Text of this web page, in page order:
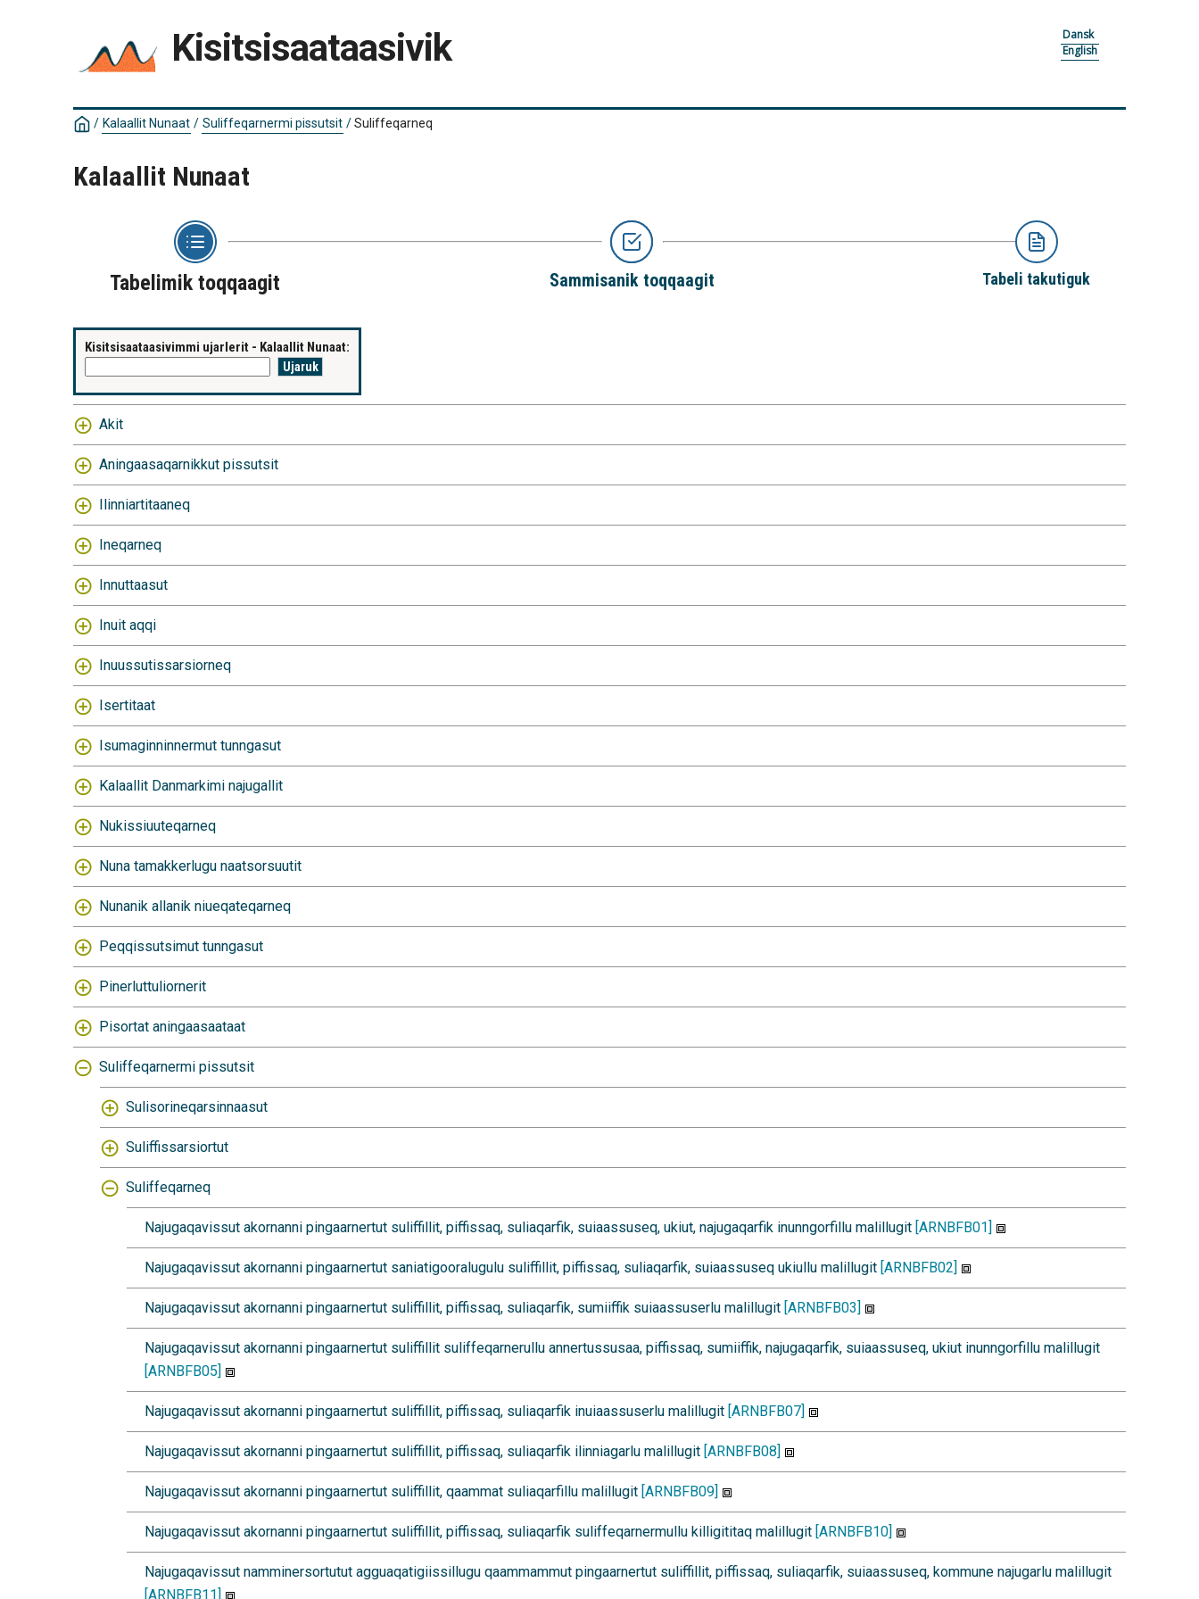
Kisitsisaataasivik
Dansk
English
/ Kalaallit Nunaat / Suliffeqarnermi pissutsit /Suliffeqarneq
Kalaallit Nunaat
Tabelimik toqqaagit Sammisanik toqqaagit Tabeli takutiguk
Kisitsisaataasivimmi ujarlerit - Kalaallit Nunaat:
Akit
Aningaasaqarnikkut pissutsit
Ilinniartitaaneq
Ineqarneq
Innuttaasut
Inuit aqqi
Inuussutissarsiorneq
Isertitaat
Isumaginninnermut tunngasut
Kalaallit Danmarkimi najugallit
Nukissiuuteqarneq
Nuna tamakkerlugu naatsorsuutit
Nunanik allanik niueqateqarneq
Peqqissutsimut tunngasut
Pinerluttuliornerit
Pisortat aningaasaataat
Suliffeqarnermi pissutsit
Sulisorineqarsinnaasut
Suliffissarsiortut
Suliffeqarneq
Najugaqavissut akornanni pingaarnertut suliffillit, piffissaq, suliaqarfik, suiaassuseq, ukiut, najugaqarfik inunngorfillu malillugit [ARNBFB01]
Najugaqavissut akornanni pingaarnertut saniatigooralugulu suliffillit, piffissaq, suliaqarfik, suiaassuseq ukiullu malillugit [ARNBFB02]
Najugaqavissut akornanni pingaarnertut suliffillit, piffissaq, suliaqarfik, sumiiffik suiaassuserlu malillugit [ARNBFB03]
Najugaqavissut akornanni pingaarnertut suliffillit suliffeqarnerullu annertussusaa, piffissaq, sumiiffik, najugaqarfik, suiaassuseq, ukiut inunngorfillu malillugit
[ARNBFB05]
Najugaqavissut akornanni pingaarnertut suliffillit, piffissaq, suliaqarfik inuiaassuserlu malillugit [ARNBFB07]
Najugaqavissut akornanni pingaarnertut suliffillit, piffissaq, suliaqarfik ilinniagarlu malillugit [ARNBFB08]
Najugaqavissut akornanni pingaarnertut suliffillit, qaammat suliaqarfillu malillugit [ARNBFB09]
Najugaqavissut akornanni pingaarnertut suliffillit, piffissaq, suliaqarfik suliffeqarnermullu killigititaq malillugit [ARNBFB10]
Najugaqavissut namminersortutut agguaqatigiissillugu qaammammut pingaarnertut suliffillit, piffissaq, suliaqarfik, suiaassuseq, kommune najugarlu malillugit
[ARNBFB11]